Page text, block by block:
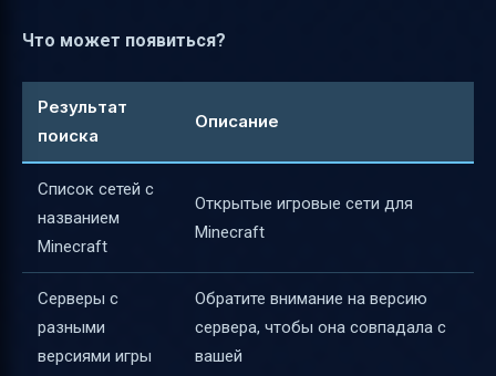
Что может появиться?
Результат
поиска
Описание
Список сетей с
названием
Minecraft
Открытые игровые сети для
Minecraft
Серверы с
разными
версиями игры
Обратите внимание на версию
сервера, чтобы она совпадала с
вашей